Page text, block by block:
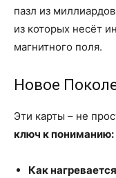
пазл из
из которых несёт
магнитного поля.
Новое
Эти карты – не
ключ к пониманию:
Как